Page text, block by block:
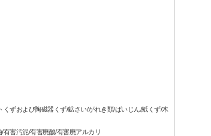
ずおよび陶磁器くず/鉱さい/がれき類/ばいじん/紙くず/木
害汚泥/有害廃酸/有害廃アルカリ